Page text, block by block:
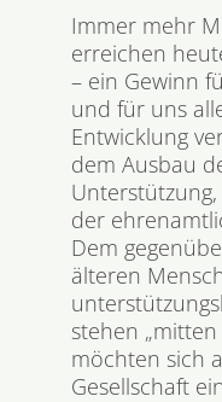
Immer mehr
erreichen
– ein Gewinn
und für uns
Entwicklung
dem Ausbau
der
Dem
älteren
stehen
möchten sich
Gesellschaft